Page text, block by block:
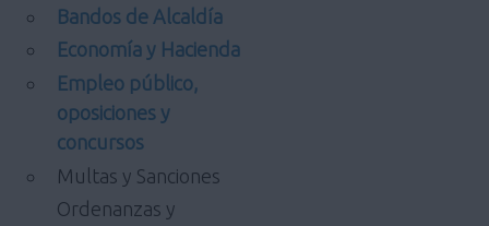
Bandos de Alcaldía
Economía y Hacienda
Empleo público,
oposiciones y
concursos
Multas y Sanciones
Ordenanzas y